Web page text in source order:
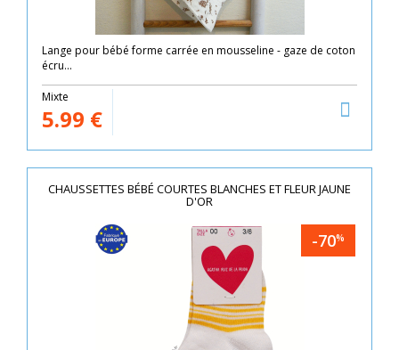
Lange pour bébé forme carrée en mousseline - gaze de coton
écru...
Mixte
5.99 €
CHAUSSETTES BÉBÉ COURTES BLANCHES ET FLEUR JAUNE
D'OR
-70%